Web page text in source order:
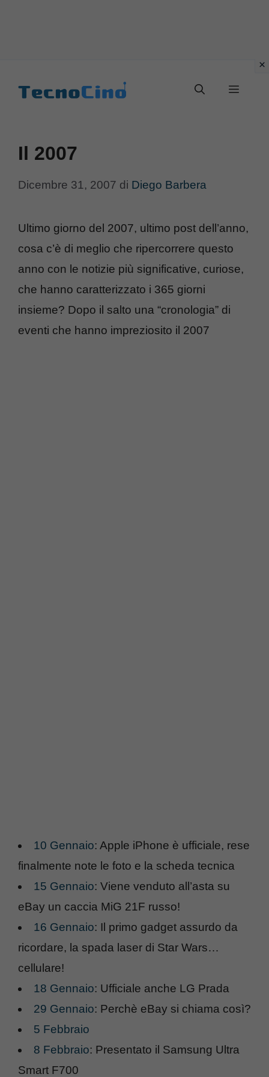
Menu
Il 2007
Dicembre 31, 2007 di Diego Barbera
Ultimo giorno del 2007, ultimo post dell’anno,
cosa c’è di meglio che ripercorrere questo
anno con le notizie più significative, curiose,
che hanno caratterizzato i 365 giorni
insieme? Dopo il salto una “cronologia” di
eventi che hanno impreziosito il 2007
10 Gennaio: Apple iPhone è ufficiale, rese
finalmente note le foto e la scheda tecnica
15 Gennaio: Viene venduto all’asta su
eBay un caccia MiG 21F russo!
16 Gennaio: Il primo gadget assurdo da
ricordare, la spada laser di Star Wars…
cellulare!
18 Gennaio: Ufficiale anche LG Prada
29 Gennaio: Perchè eBay si chiama così?
5 Febbraio
8 Febbraio: Presentato il Samsung Ultra
Smart F700